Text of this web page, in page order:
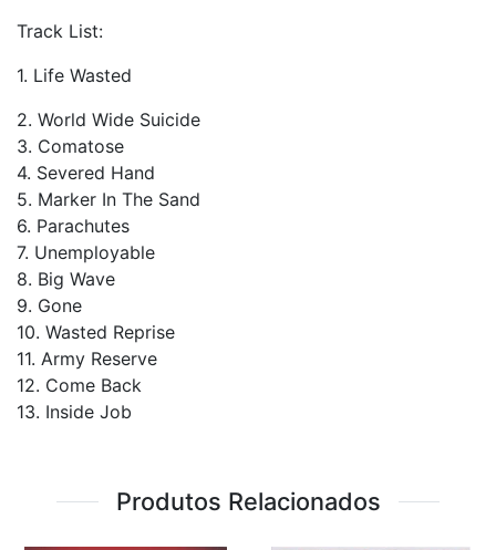
Track List:
1. Life Wasted
2. World Wide Suicide
3. Comatose
4. Severed Hand
5. Marker In The Sand
6. Parachutes
7. Unemployable
8. Big Wave
9. Gone
10. Wasted Reprise
11. Army Reserve
12. Come Back
13. Inside Job
Produtos Relacionados